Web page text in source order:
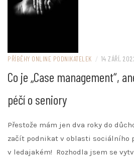
PŘÍBĚHY ONLINE PODNIKATELEK / 14 ZÁŘÍ,
Co je „Case management“,
péčí o seniory
Přestože mám jen dva roky do
začít podnikat v oblasti sociálního
v ledajakém! Rozhodla jsem se